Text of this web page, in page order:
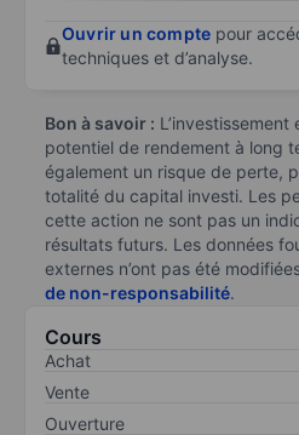
Ouvrir un compte pour
techniques et d’analyse.
Bon à savoir :
potentiel de rendement à long
également un risque de perte,
totalité du capital investi. Les
cette action ne sont pas un
résultats futurs. Les données
externes n’ont pas été
de non-responsabilité.
Cours
Achat
Vente
Ouverture